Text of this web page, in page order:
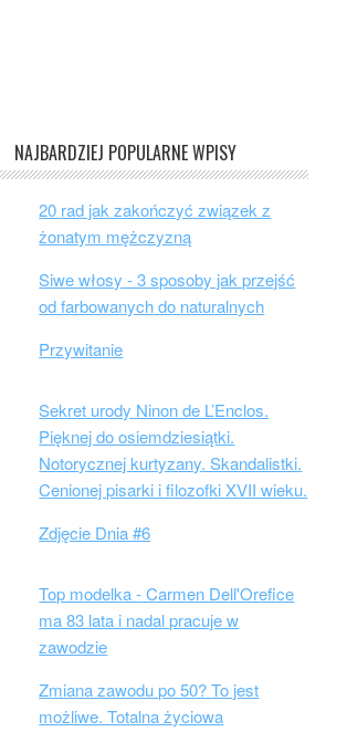
NAJBARDZIEJ POPULARNE WPISY
20 rad jak zakończyć związek z
żonatym mężczyzną
Siwe włosy - 3 sposoby jak przejść
od farbowanych do naturalnych
Przywitanie
Sekret urody Ninon de L’Enclos.
Pięknej do osiemdziesiątki.
Notorycznej kurtyzany. Skandalistki.
Cenionej pisarki i filozofki XVII wieku.
Zdjęcie Dnia #6
Top modelka - Carmen Dell'Orefice
ma 83 lata i nadal pracuje w
zawodzie
Zmiana zawodu po 50? To jest
możliwe. Totalna życiowa